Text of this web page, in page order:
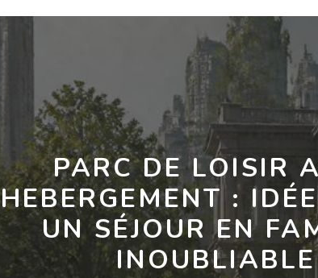
PARC DE LOISIR
HEBERGEMENT :
UN SÉJOUR EN
INOUBLIABLE